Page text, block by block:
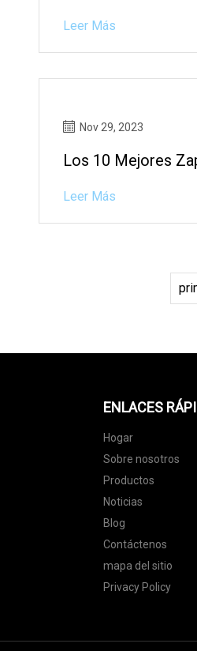
Leer Más
Nov 29, 2023
Los 10 Mejores
Leer Más
ENLACES
Hogar
Sobre nosotros
Productos
Noticias
Blog
Contáctenos
mapa del sitio
Privacy Policy